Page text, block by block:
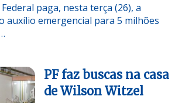
paga, nesta terça (26), a
auxílio emergencial para 5 milhões
PF faz buscas na casa
de Wilson Witzel